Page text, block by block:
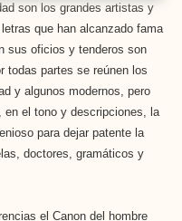
son los grandes artistas y
que han alcanzado fama
sus oficios y tenderos son
todas partes se reúnen los
y algunos modernos, pero
en el tono y descripciones, la
para dejar patente la
doctores, gramáticos y
el Canon del hombre